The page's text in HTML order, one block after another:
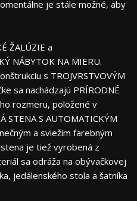
je stále možné, aby
ŽALÚZIE a
NÁBYTOK NA MIERU.
s TROJVRSTVOVÝM
sa nachádzajú PRÍRODNÉ
rozmeru, položené v
STENA S AUTOMATICKÝM
a sviežim farebným
je tiež vyrobená z
sa odráža na obývačkovej
jedálenského stola a šatníka